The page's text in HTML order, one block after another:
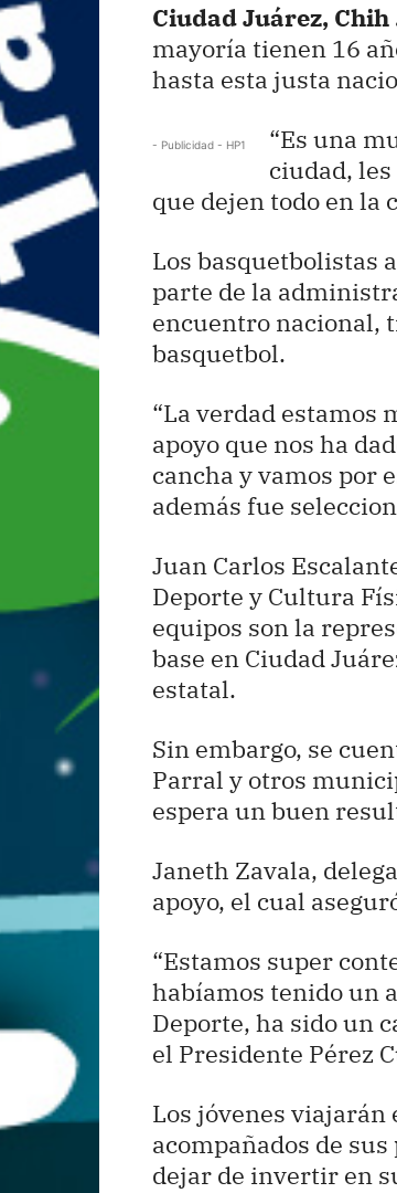
Ciudad Juárez, Chih
mayoría tienen 16
hasta esta justa
- Publicidad - HP1
“Es una
ciudad,
que dejen todo en la
Los basquetbolistas
parte de la
encuentro nacional,
basquetbol.
“La verdad estamos
apoyo que nos ha
cancha y vamos por
además fue
Juan Carlos
Deporte y Cultura
equipos son la
base en Ciudad
estatal.
Sin embargo, se
Parral y otros
espera un buen
Janeth Zavala,
apoyo, el cual
“Estamos super
habíamos tenido un
Deporte, ha sido un
el Presidente Pérez
Los jóvenes
acompañados de
dejar de invertir en